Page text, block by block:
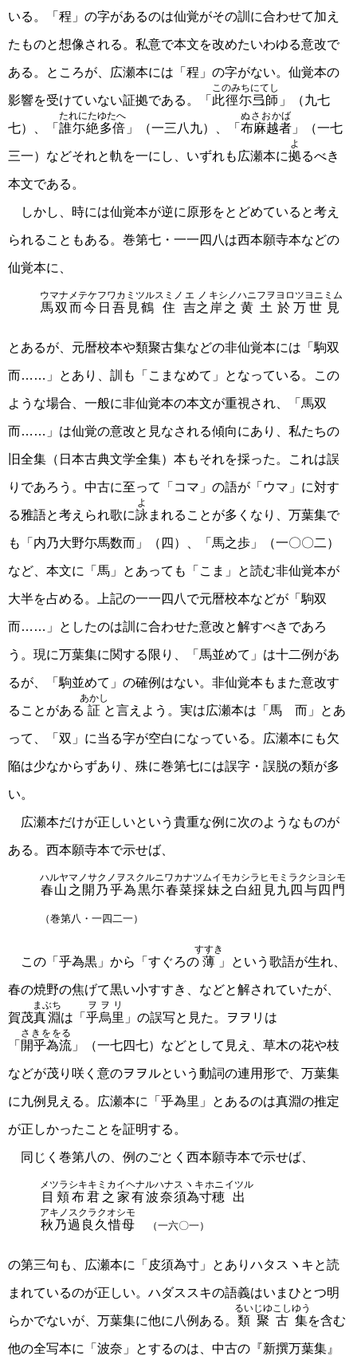
いる。「程」の字があるのは仙覚がその訓に合わせて加え
たものと想像される。私意で本文を改めたいわゆる意改で
ある。ところが、広瀬本には「程」の字がない。仙覚本の
影響を受けていない証拠である。「 此徑尓弖師
このみちにてし
」（九七
七）、「 誰尓絶多倍
たれにたゆたへ
」（一三八九）、「 布麻越者
ぬさおかば
」（一七
三一）などそれと軌を一にし、いずれも広瀬本に拠
よ
るべき
本文である。
しかし、時には仙覚本が逆に原形をとどめていると考え
られることもある。巻第七・一一四八は西本願寺本などの
仙覚本に、
馬双而今日吾見鶴
ウマナメテケフワカミツル
住
スミノ
吉
エ
之
ノ
岸之
キシノ
黄土
ハニフヲ
於万世
ヨロツヨニ
見
ミム
とあるが、元暦校本や類聚古集などの非仙覚本には「駒双
而……」とあり、訓も「こまなめて」となっている。この
ような場合、一般に非仙覚本の本文が重視され、「馬双
而……」は仙覚の意改と見なされる傾向にあり、私たちの
旧全集（日本古典文学全集）本もそれを採った。これは誤
りであろう。中古に至って「コマ」の語が「ウマ」に対す
る雅語と考えられ歌に詠
よ
まれることが多くなり、万葉集で
も「内乃大野尓馬数而」（四）、「馬之歩」（一〇〇二）
など、本文に「馬」とあっても「こま」と読む非仙覚本が
大半を占める。上記の一一四八で元暦校本などが「駒双
而……」としたのは訓に合わせた意改と解すべきであろ
う。現に万葉集に関する限り、「馬並めて」は十二例があ
るが、「駒並めて」の確例はない。非仙覚本もまた意改す
ることがある 証
あかし
と言えよう。実は広瀬本は「馬 而」とあ
って、「双」に当る字が空白になっている。広瀬本にも欠
陥は少なからずあり、殊に巻第七には誤字・誤脱の類が多
い。
広瀬本だけが正しいという貴重な例に次のようなものが
ある。西本願寺本で示せば、
春山之開乃乎為黒尓春菜採妹之白紐見九四与四門
ハルヤマノサクノヲスクルニワカナツムイモカシラヒモミラクシヨシモ
（巻第八・一四二一）
この「乎為黒」から「すぐろの 薄
すすき
」という歌語が生れ、
春の焼野の焦げて黒い小すすき、などと解されていたが、
賀茂真淵
まぶち
は「 乎烏里
ヲヲリ
」の誤写と見た。ヲヲリは
「 開乎為流
さきををる
」（一七四七）などとして見え、草木の花や枝
などが茂り咲く意のヲヲルという動詞の連用形で、万葉集
に九例見える。広瀬本に「乎為里」とあるのは真淵の推定
が正しかったことを証明する。
同じく巻第八の、例のごとく西本願寺本で示せば、
目頬布君之
メツラシキキミカ
家有波奈
イヘナルハナ
須為寸穂
スヽキホニ
出
イツル
秋乃過良久惜母
アキノスクラクオシモ
（一六〇一）
の第三句も、広瀬本に「皮須為寸」とありハタスヽキと読
まれているのが正しい。ハダススキの語義はいまひとつ明
らかでないが、万葉集に他に八例ある。 類聚古集
るいじゆこしゆう
を含む
他の全写本に「波奈」とするのは、中古の『新撰万葉集』